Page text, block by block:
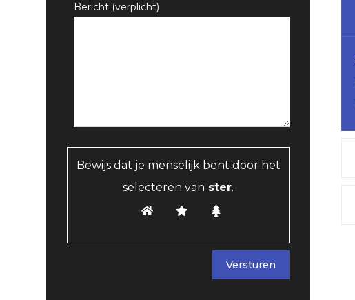
Bericht (verplicht)
Bewijs dat je menselijk bent door het
selecteren van ster.
Versturen